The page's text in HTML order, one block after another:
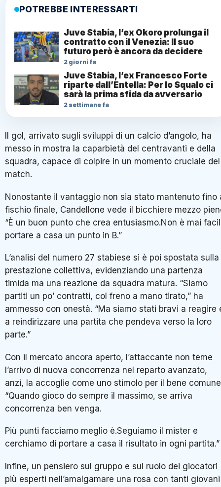
POTREBBE INTERESSARTI
Juve Stabia, l’ex Okoro prolunga il
contratto con il Venezia: Il suo
futuro però è ancora da decidere
2 giorni fa
Juve Stabia, l’ex Francesco Forte
riparte dall’Entella: Per lo Squalo ci
sarà la prima sfida da avversario
2 settimane fa
Il gol, arrivato sugli sviluppi di un calcio d’angolo, ha
messo in mostra la caparbietà del centravanti e della
squadra, capace di colpire in un momento cruciale del
match.
Nonostante il vantaggio non sia stato mantenuto fino
fischio finale, Candellone vede il bicchiere mezzo
“È un buon punto che crea entusiasmo.Non è mai
portare a casa un punto in B.”
L’analisi del numero 27 stabiese si è poi spostata sulla
prestazione collettiva, evidenziando una partenza
timida ma una reazione da squadra matura. “Siamo
partiti un po’ contratti, col freno a mano tirato,” ha
ammesso con onestà. “Ma siamo stati bravi a reagire
a reindirizzare una partita che pendeva verso la loro
parte.”
Con il mercato ancora aperto, l’attaccante non teme
l’arrivo di nuova concorrenza nel reparto avanzato,
anzi, la accoglie come uno stimolo per il bene
“Quando gioco do sempre il massimo, se arriva
concorrenza ben venga.
Più punti facciamo meglio è.Seguiamo il mister e
cerchiamo di portare a casa il risultato in ogni partita.”
Infine, un pensiero sul gruppo e sul ruolo dei giocatori
più esperti nell’amalgamare una rosa con tanti giovani